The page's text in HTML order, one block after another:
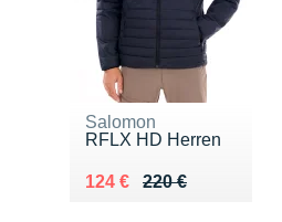
Salomon
RFLX HD Herren
220 €
Au lieu de 220 €
124 €
Vendu 124 €